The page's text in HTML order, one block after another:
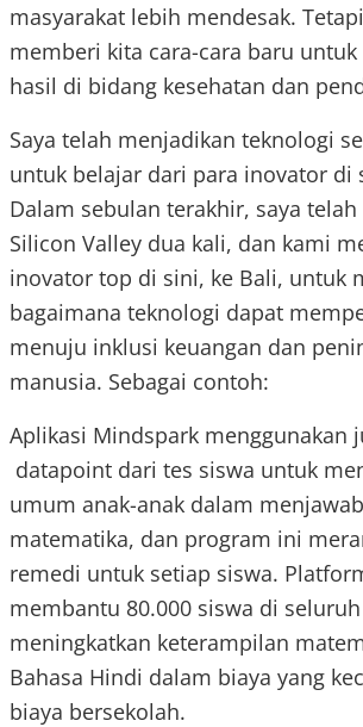
masyarakat lebih mendesak.
memberi kita cara-cara baru
hasil di bidang kesehatan dan
Saya telah menjadikan teknologi
untuk belajar dari para inovator di
Dalam sebulan terakhir, saya
Silicon Valley dua kali, dan kami
inovator top di sini, ke Bali, untuk
bagaimana teknologi dapat
menuju inklusi keuangan dan
manusia. Sebagai contoh:
Aplikasi Mindspark menggunakan
datapoint dari tes siswa untuk
umum anak-anak dalam
matematika, dan program ini
remedi untuk setiap siswa.
membantu 80.000 siswa di
meningkatkan keterampilan
Bahasa Hindi dalam biaya yang
biaya bersekolah.